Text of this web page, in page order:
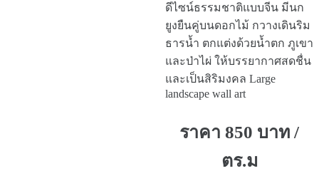
ดีไซน์ธรรมชาติแบบจีน มีนก
ยูงยืนคู่บนดอกไม้ กวางเดินริม
ธารน้ำ ตกแต่งด้วยน้ำตก ภูเขา
และป่าไผ่ ให้บรรยากาศสดชื่น
และเป็นสิริมงคล Large
landscape wall art
ราคา 850 บาท /
ตร.ม